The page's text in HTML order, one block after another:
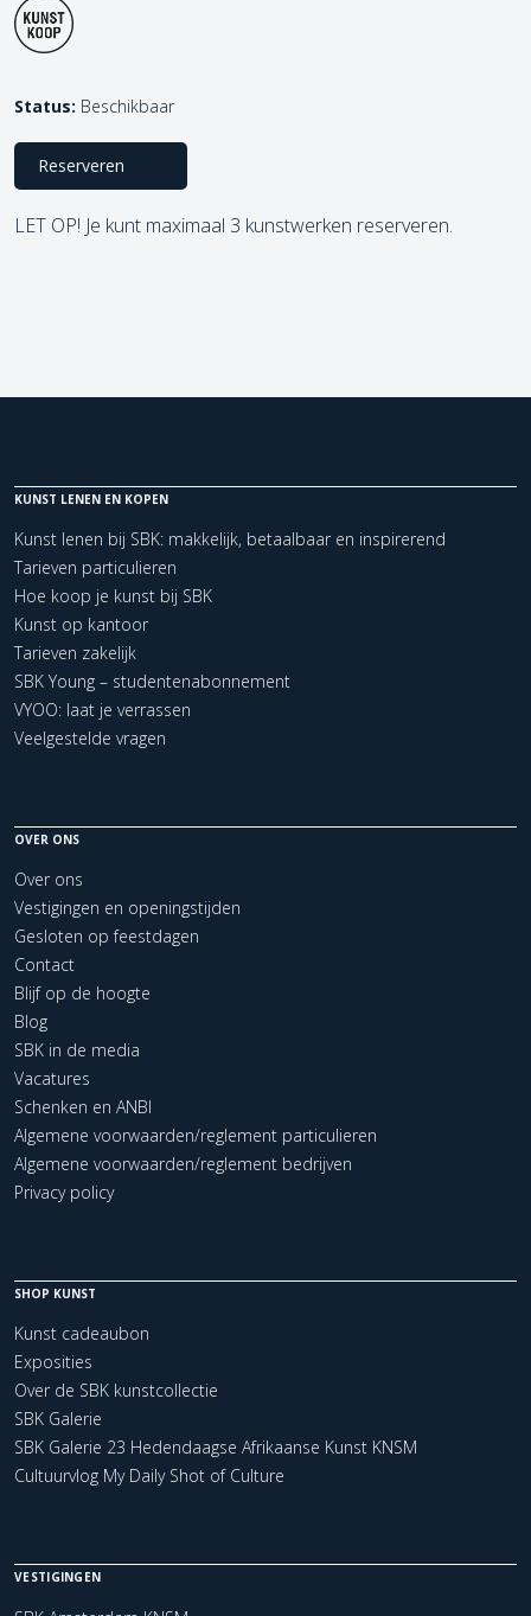
Status: Beschikbaar
Reserveren
LET OP! Je kunt maximaal 3 kunstwerken reserveren.
KUNST LENEN EN KOPEN
Kunst lenen bij SBK: makkelijk, betaalbaar en inspirerend
Tarieven particulieren
Hoe koop je kunst bij SBK
Kunst op kantoor
Tarieven zakelijk
SBK Young – studentenabonnement
VYOO: laat je verrassen
Veelgestelde vragen
OVER ONS
Over ons
Vestigingen en openingstijden
Gesloten op feestdagen
Contact
Blijf op de hoogte
Blog
SBK in de media
Vacatures
Schenken en ANBI
Algemene voorwaarden/reglement particulieren
Algemene voorwaarden/reglement bedrijven
Privacy policy
SHOP KUNST
Kunst cadeaubon
Exposities
Over de SBK kunstcollectie
SBK Galerie
SBK Galerie 23 Hedendaagse Afrikaanse Kunst KNSM
Cultuurvlog My Daily Shot of Culture
VESTIGINGEN